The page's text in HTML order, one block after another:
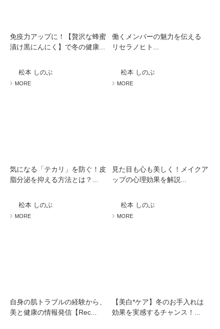
免疫力アップに！【贅沢な蜂蜜
漬け黒にんにく】で冬の健康...
松本 しのぶ
MORE
働くメンバーの魅力を伝える
リセラノヒト...
松本 しのぶ
MORE
気になる「テカリ」を防ぐ！皮
脂分泌を抑える方法とは？...
松本 しのぶ
MORE
見た目も心も美しく！メイクア
ップの心理効果を解説...
松本 しのぶ
MORE
自身の肌トラブルの経験から、
美と健康の情報発信【Rec...
【美白*ケア】冬のお手入れは
効果を実感するチャンス！...